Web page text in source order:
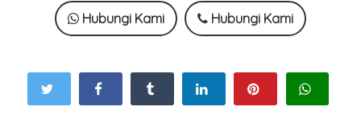
Hubungi Kami Hubungi Kami